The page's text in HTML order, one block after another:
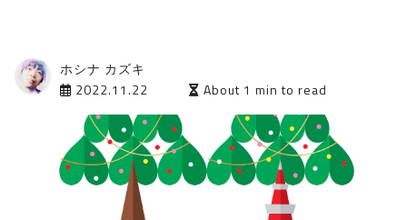
ホシナ カズキ
2022.11.22
About 1 min to read